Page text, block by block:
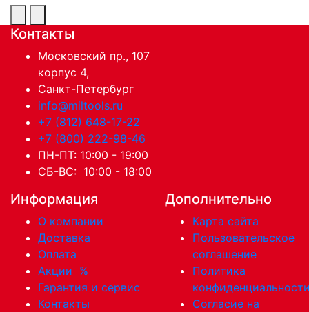
Контакты
Московский пр., 107
корпус 4,
Санкт-Петербург
info@miltools.ru
+7 (812) 648-17-22
+7 (800) 222-98-46
ПН-ПТ: 10:00 - 19:00
СБ-ВС: 10:00 - 18:00
Информация
О компании
Доставка
Оплата
Акции %
Гарантия и сервис
Контакты
Дополнительно
Карта сайта
Пользовательское
соглашение
Политика
Согласие на